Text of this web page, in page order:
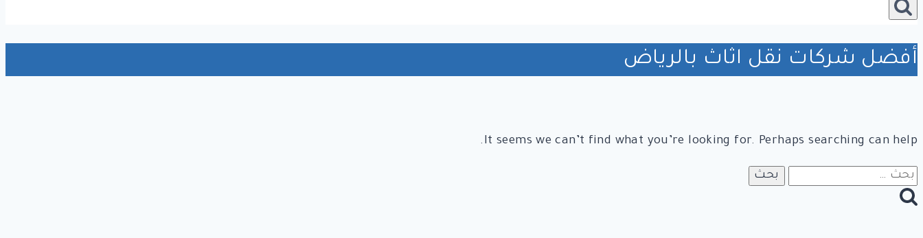
أفضل شركات نقل اثاث بالرياض
It seems we can’t find what you’re looking for. Perhaps searching can help.
البحث
عن: